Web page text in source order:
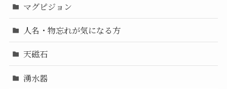
マグピジョン
人名・物忘れが気になる方
天磁石
湧水器